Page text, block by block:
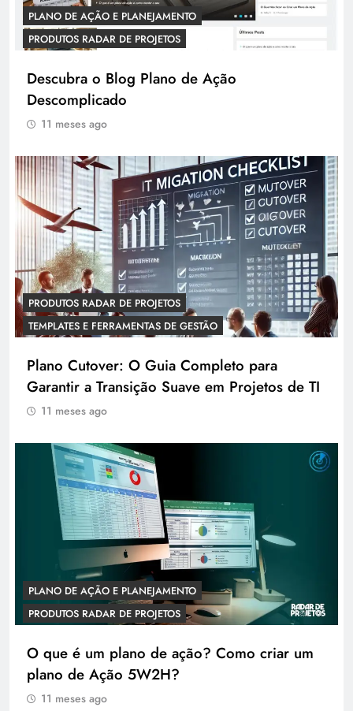
PLANO DE AÇÃO E PLANEJAMENTO
PRODUTOS RADAR DE PROJETOS
Descubra o Blog Plano de Ação
Descomplicado
11 meses ago
PRODUTOS RADAR DE PROJETOS
TEMPLATES E FERRAMENTAS DE GESTÃO
Plano Cutover: O Guia Completo para
Garantir a Transição Suave em Projetos de TI
11 meses ago
PLANO DE AÇÃO E PLANEJAMENTO
PRODUTOS RADAR DE PROJETOS
O que é um plano de ação? Como criar um
plano de Ação 5W2H?
11 meses ago